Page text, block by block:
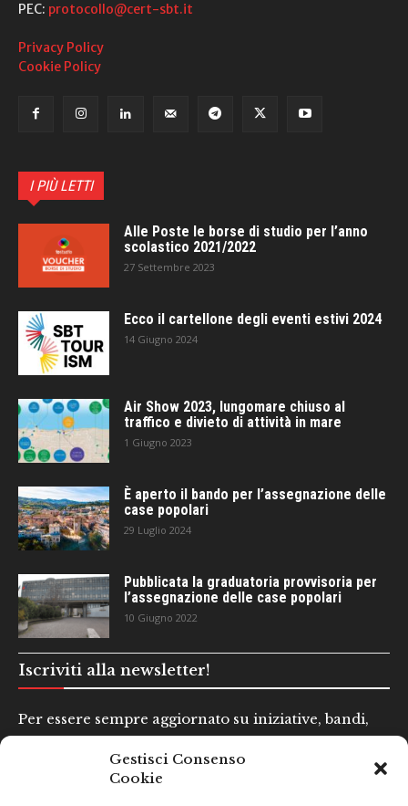
Gestisci Consenso
Cookie
PEC: protocollo@cert-sbt.it
Privacy Policy
Cookie Policy
I PIÙ LETTI
Alle Poste le borse di studio per l’anno
scolastico 2021/2022
27 Settembre 2023
Ecco il cartellone degli eventi estivi 2024
14 Giugno 2024
Air Show 2023, lungomare chiuso al
traffico e divieto di attività in mare
1 Giugno 2023
È aperto il bando per l’assegnazione delle
case popolari
29 Luglio 2024
Pubblicata la graduatoria provvisoria per
l’assegnazione delle case popolari
10 Giugno 2022
Iscriviti alla newsletter!
Per essere sempre aggiornato su iniziative, bandi,